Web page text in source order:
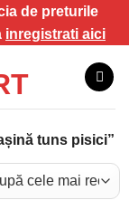
de preturile
inregistrati aici
tuns pisici”